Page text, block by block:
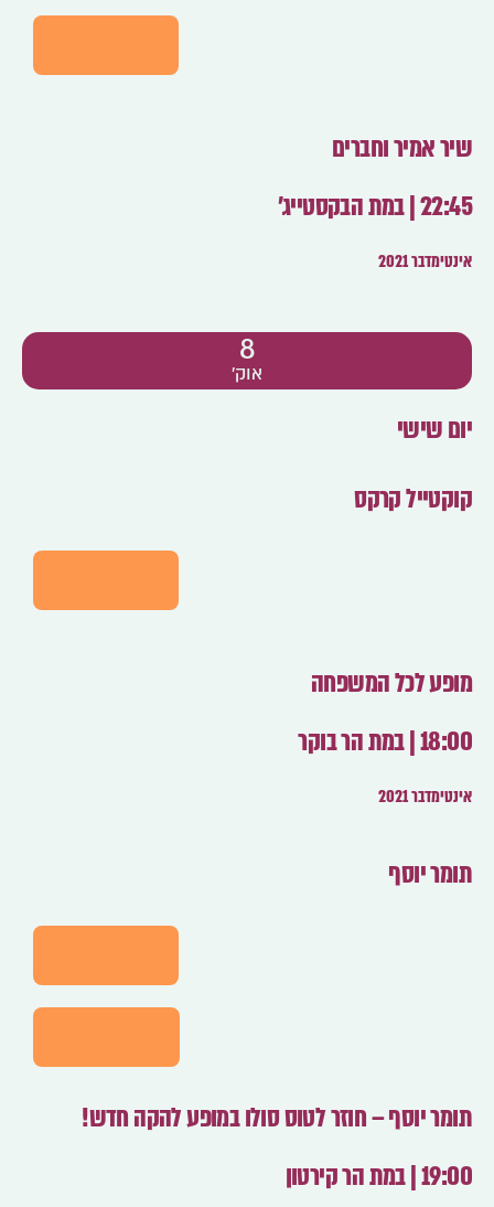
שיר אמיר וחברים
22:45 | במת הבקסטייג'
אינטימדבר 2021
8
אוק'
יום שישי
קוקטייל קרקס
מופע לכל המשפחה
18:00 | במת הר בוקר
אינטימדבר 2021
תומר יוסף
תומר יוסף – חוזר לטוס סולו במופע להקה חדש!
19:00 | במת הר קירטון